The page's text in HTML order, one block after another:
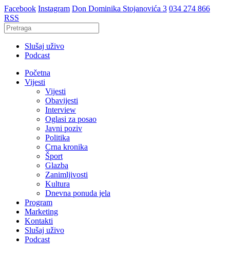
Facebook Instagram Don Dominika Stojanovića 3 034 274 866
RSS
Slušaj uživo
Podcast
Početna
Vijesti
Vijesti
Obavijesti
Interview
Oglasi za posao
Javni poziv
Politika
Crna kronika
Šport
Glazba
Zanimljivosti
Kultura
Dnevna ponuda jela
Program
Marketing
Kontakti
Slušaj uživo
Podcast